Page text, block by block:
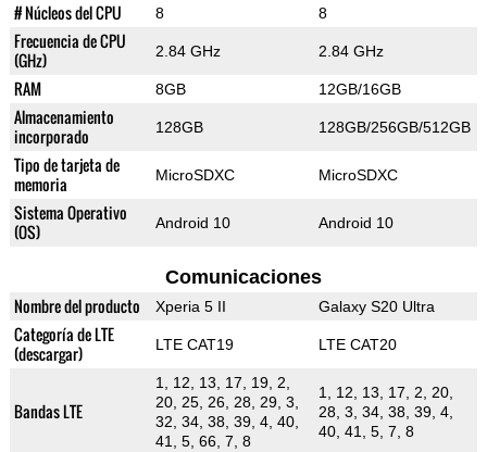
# Núcleos del CPU 8 8
Frecuencia de CPU
(GHz)
2.84 GHz 2.84 GHz
RAM 8GB 12GB/16GB
Almacenamiento
incorporado
128GB 128GB/256GB/512GB
Tipo de tarjeta de
memoria
MicroSDXC MicroSDXC
Sistema Operativo
(OS)
Android 10 Android 10
Comunicaciones
Nombre del producto Xperia 5 II Galaxy S20 Ultra
Categoría de LTE
(descargar)
LTE CAT19 LTE CAT20
Bandas LTE
1, 12, 13, 17, 19, 2,
20, 25, 26, 28, 29, 3,
32, 34, 38, 39, 4, 40,
41, 5, 66, 7, 8
1, 12, 13, 17, 2, 20,
28, 3, 34, 38, 39, 4,
40, 41, 5, 7, 8